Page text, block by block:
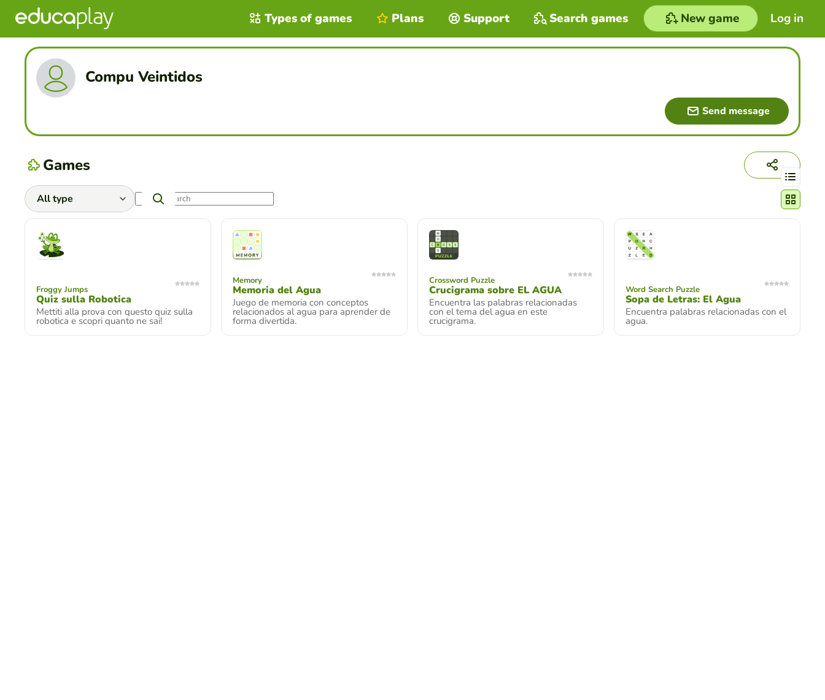
Log in
Types of games Plans Support Search games New game
Compu Veintidos
Send message
Games Change
Froggy Jumps
Quiz sulla Robotica
Mettiti alla prova con questo quiz sulla
robotica e scopri quanto ne sai!
Memory
Memoria del Agua
Juego de memoria con conceptos
relacionados al agua para aprender de
forma divertida.
Crossword Puzzle
Crucigrama sobre EL AGUA
Encuentra las palabras relacionadas
con el tema del agua en este
crucigrama.
Word Search Puzzle
Sopa de Letras: El Agua
Encuentra palabras relacionadas con el
agua.